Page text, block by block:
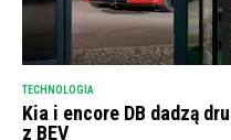
TECHNOLOGIA
Kia i encore DB dadzą
z BEV